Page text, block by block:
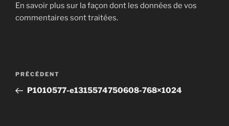
En savoir plus sur la façon dont les données de vos
commentaires sont traitées.
Navigation
l’article
Article
précédent
PRÉCÉDENT
P1010577-e1315574750608-768×1024